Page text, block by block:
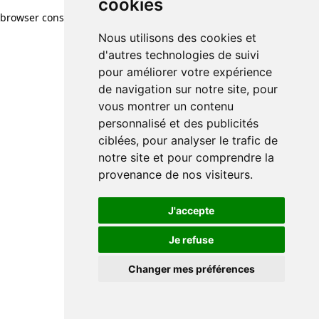
cookies
Nous utilisons des cookies et
d'autres technologies de suivi
pour améliorer votre expérience
de navigation sur notre site, pour
vous montrer un contenu
personnalisé et des publicités
ciblées, pour analyser le trafic de
notre site et pour comprendre la
provenance de nos visiteurs.
J'accepte
Je refuse
Changer mes préférences
browser console for more information)